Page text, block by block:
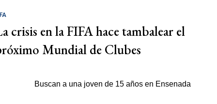
crisis en la FIFA hace tambalear el
Mundial de Clubes